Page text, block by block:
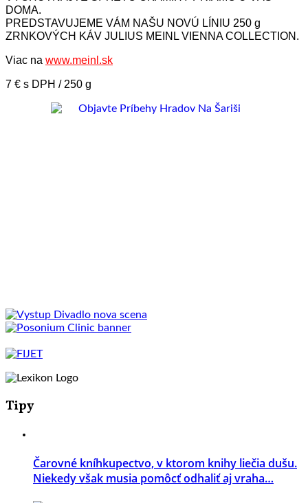
DOMA.
PREDSTAVUJEME VÁM NAŠU NOVÚ LÍNIU 250 g
ZRNKOVÝCH KÁV JULIUS MEINL VIENNA COLLECTION.
Viac na www.meinl.sk
7 € s DPH / 250 g
Tipy
Čarovné kníhkupectvo, v ktorom knihy liečia dušu.
Niekedy však musia pomôcť odhaliť aj vraha…